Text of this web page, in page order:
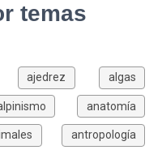
temas
ajedrez algas
anatomía
antropología